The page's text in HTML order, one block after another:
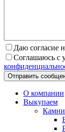
Даю согласие
Соглашаюсь с
Отправить
О компании
Выкупаем
Камни